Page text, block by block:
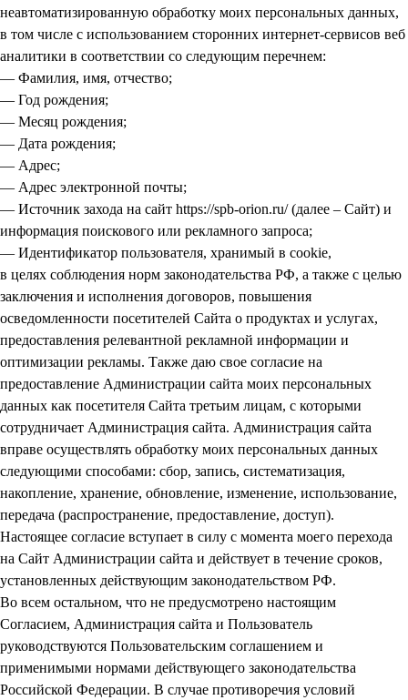
неавтоматизированную обработку моих персональных данных,
в том числе с использованием сторонних интернет-сервисов веб
аналитики в соответствии со следующим перечнем:
— Фамилия, имя, отчество;
— Год рождения;
— Месяц рождения;
— Дата рождения;
— Адрес;
— Адрес электронной почты;
— Источник захода на сайт https://spb-orion.ru/ (далее – Сайт) и
информация поискового или рекламного запроса;
— Идентификатор пользователя, хранимый в cookie,
в целях соблюдения норм законодательства РФ, а также с целью
заключения и исполнения договоров, повышения
осведомленности посетителей Сайта о продуктах и услугах,
предоставления релевантной рекламной информации и
оптимизации рекламы. Также даю свое согласие на
предоставление Администрации сайта моих персональных
данных как посетителя Сайта третьим лицам, с которыми
сотрудничает Администрация сайта. Администрация сайта
вправе осуществлять обработку моих персональных данных
следующими способами: сбор, запись, систематизация,
накопление, хранение, обновление, изменение, использование,
передача (распространение, предоставление, доступ).
Настоящее согласие вступает в силу с момента моего перехода
на Сайт Администрации сайта и действует в течение сроков,
установленных действующим законодательством РФ.
Во всем остальном, что не предусмотрено настоящим
Согласием, Администрация сайта и Пользователь
руководствуются Пользовательским соглашением и
применимыми нормами действующего законодательства
Российской Федерации. В случае противоречия условий